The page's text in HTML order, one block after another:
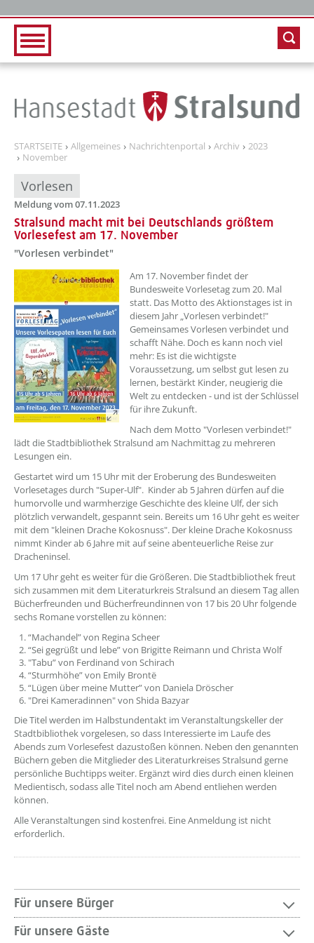
STARTSEITE Allgemeines Nachrichtenportal Archiv
2023
November
Vorlesen
Meldung vom 07.11.2023
Stralsund macht mit bei Deutschlands größtem
Vorlesefest am 17. November
"Vorlesen verbindet"
??? absaetzeOben[1]/titel ???
Am 17. November findet der
Bundesweite Vorlesetag zum 20. Mal
statt. Das Motto des Aktionstages ist in
diesem Jahr „Vorlesen verbindet!"
Gemeinsames Vorlesen verbindet und
schafft Nähe. Doch es kann noch viel
mehr: Es ist die wichtigste
Voraussetzung, um selbst gut lesen zu
lernen, bestärkt Kinder, neugierig die
Welt zu entdecken - und ist der Schlüssel
für ihre Zukunft.
Nach dem Motto "Vorlesen verbindet!"
lädt die Stadtbibliothek Stralsund am Nachmittag zu mehreren
Lesungen ein.
Gestartet wird um 15 Uhr mit der Eroberung des Bundesweiten
Vorlesetages durch "Super-Ulf". Kinder ab 5 Jahren dürfen auf die
humorvolle und warmherzige Geschichte des kleine Ulf, der sich
plötzlich verwandelt, gespannt sein. Bereits um 16 Uhr geht es weiter
mit dem "kleinen Drache Kokosnuss". Der kleine Drache Kokosnuss
nimmt Kinder ab 6 Jahre mit auf seine abenteuerliche Reise zur
Dracheninsel.
Um 17 Uhr geht es weiter für die Größeren. Die Stadtbibliothek freut
sich zusammen mit dem Literaturkreis Stralsund an diesem Tag allen
Bücherfreunden und Bücherfreundinnen von 17 bis 20 Uhr folgende
sechs Romane vorstellen zu können:
“Machandel” von Regina Scheer
“Sei gegrüßt und lebe” von Brigitte Reimann und Christa Wolf
"Tabu” von Ferdinand von Schirach
“Sturmhöhe” von Emily Brontë
“Lügen über meine Mutter” von Daniela Dröscher
"Drei Kameradinnen" von Shida Bazyar
Die Titel werden im Halbstundentakt im Veranstaltungskeller der
Stadtbibliothek vorgelesen, so dass Interessierte im Laufe des
Abends zum Vorlesefest dazustoßen können. Neben den genannten
Büchern geben die Mitglieder des Literaturkreises Stralsund gerne
persönliche Buchtipps weiter. Ergänzt wird dies durch einen kleinen
Medientisch, sodass alle Titel noch am Abend entliehen werden
können.
Alle Veranstaltungen sind kostenfrei. Eine Anmeldung ist nicht
erforderlich.
Für unsere Bürger
Für unsere Gäste